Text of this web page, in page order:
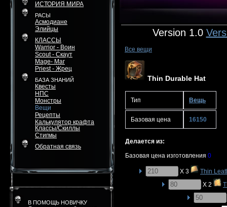
ИСТОРИЯ МИРА
РАСЫ
Асмодиане
Элийцы
КЛАССЫ
Warrior - Воин
Scout - Скаут
Mage- Маг
Priest - Жрец
БАЗА ЗНАНИЙ
Квесты
НПС
Монстры
Вещи
Рецепты
Калькулятор крафта
Классы/Скиллы
Стигмы
Обратная связь
В ПОМОЩЬ НОВИЧКУ
Version 1.0
Все вещи
Thin Durable Hat
Тип Вещь
Базовая цена 16150
Делается из:
Базовая цена изготовления 0
X 3
Thin
X 2